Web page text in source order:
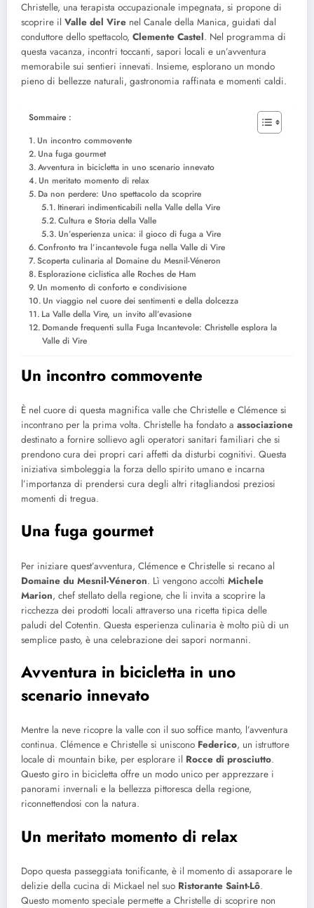
Christelle, una terapista occupazionale impegnata, si propone di
scoprire il Valle del Vire nel Canale della Manica, guidati dal
conduttore dello spettacolo, Clemente Castel. Nel programma di
questa vacanza, incontri toccanti, sapori locali e un’avventura
memorabile sui sentieri innevati. Insieme, esplorano un mondo
pieno di bellezze naturali, gastronomia raffinata e momenti caldi.
Sommaire :
Un incontro commovente
Una fuga gourmet
Avventura in bicicletta in uno scenario innevato
Un meritato momento di relax
Da non perdere: Uno spettacolo da scoprire
Itinerari indimenticabili nella Valle della Vire
Cultura e Storia della Valle
Un’esperienza unica: il gioco di fuga a Vire
Confronto tra l’incantevole fuga nella Valle di Vire
Scoperta culinaria al Domaine du Mesnil-Véneron
Esplorazione ciclistica alle Roches de Ham
Un momento di conforto e condivisione
Un viaggio nel cuore dei sentimenti e della dolcezza
La Valle della Vire, un invito all’evasione
Domande frequenti sulla Fuga Incantevole: Christelle esplora la
Valle di Vire
Un incontro commovente
È nel cuore di questa magnifica valle che Christelle e Clémence si
incontrano per la prima volta. Christelle ha fondato a associazione
destinato a fornire sollievo agli operatori sanitari familiari che si
prendono cura dei propri cari affetti da disturbi cognitivi. Questa
iniziativa simboleggia la forza dello spirito umano e incarna
l’importanza di prendersi cura degli altri ritagliandosi preziosi
momenti di tregua.
Una fuga gourmet
Per iniziare quest’avventura, Clémence e Christelle si recano al
Domaine du Mesnil-Véneron. Lì vengono accolti Michele
Marion, chef stellato della regione, che li invita a scoprire la
ricchezza dei prodotti locali attraverso una ricetta tipica delle
paludi del Cotentin. Questa esperienza culinaria è molto più di un
semplice pasto, è una celebrazione dei sapori normanni.
Avventura in bicicletta in uno
scenario innevato
Mentre la neve ricopre la valle con il suo soffice manto, l’avventura
continua. Clémence e Christelle si uniscono Federico, un istruttore
locale di mountain bike, per esplorare il Rocce di prosciutto.
Questo giro in bicicletta offre un modo unico per apprezzare i
panorami invernali e la bellezza pittoresca della regione,
riconnettendosi con la natura.
Un meritato momento di relax
Dopo questa passeggiata tonificante, è il momento di assaporare le
delizie della cucina di Mickael nel suo Ristorante Saint-Lô.
Questo momento speciale permette a Christelle di scoprire non